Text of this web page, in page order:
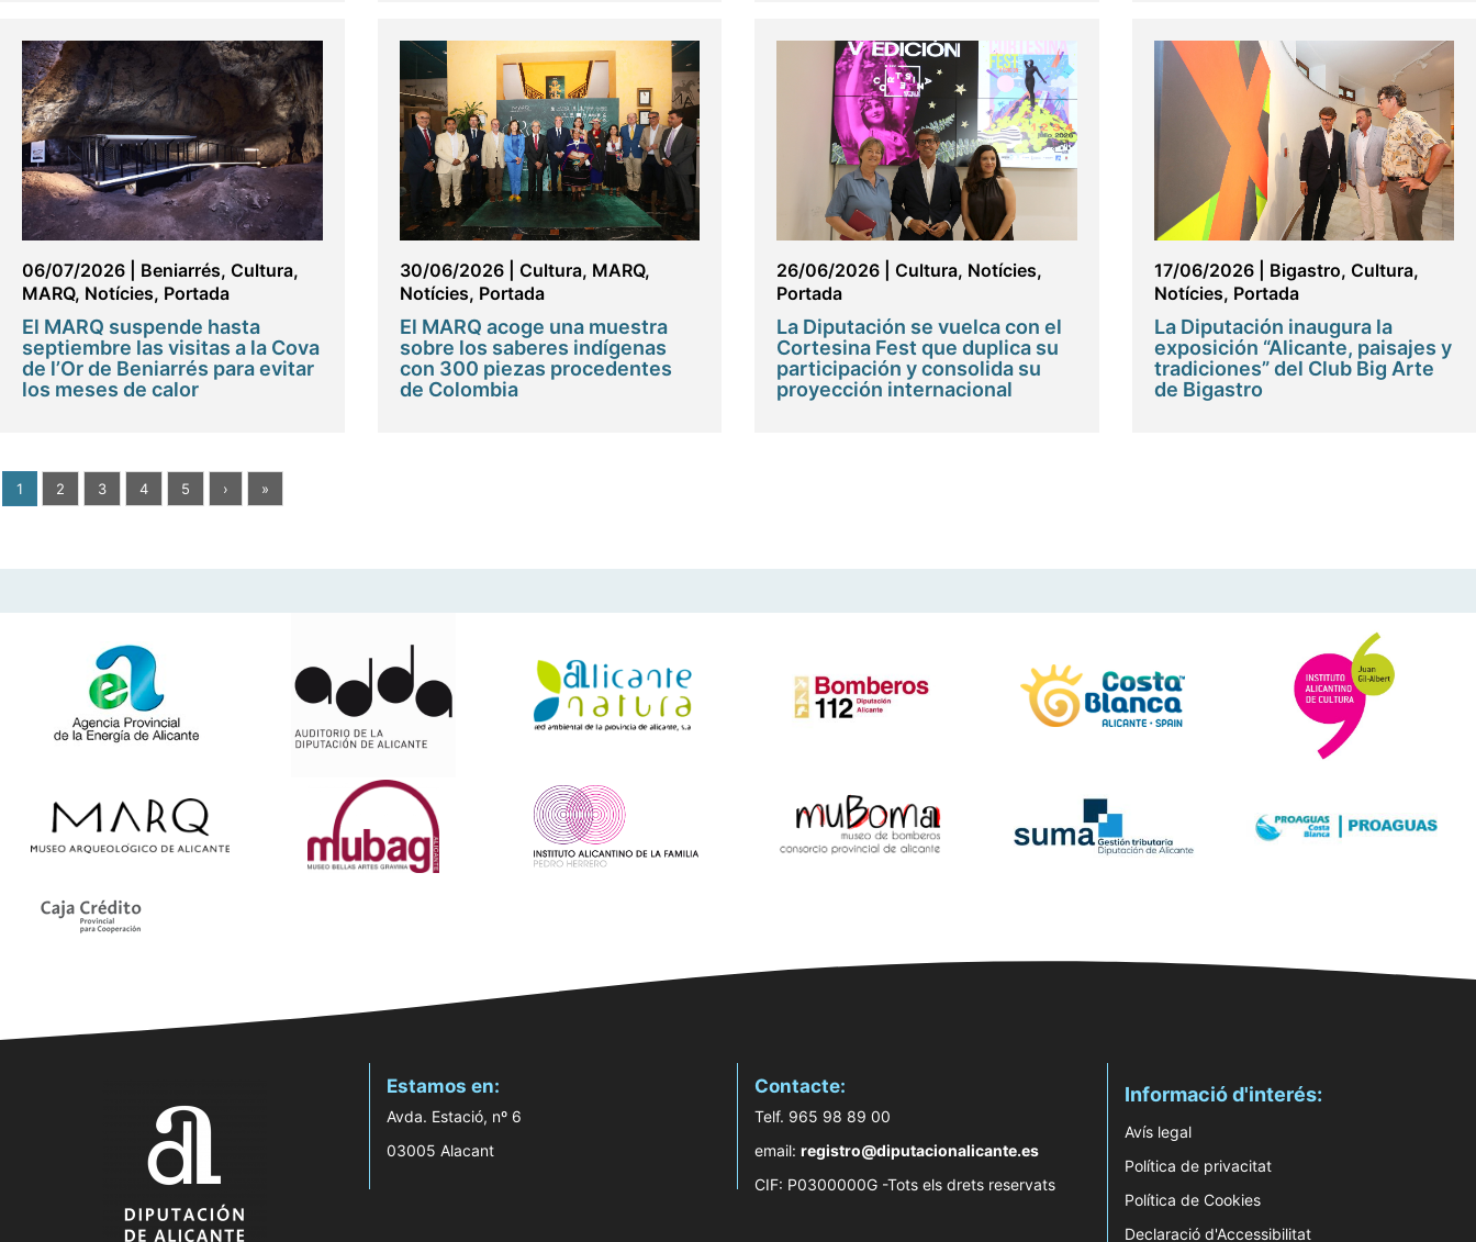
06/07/2026 Beniarrés, Cultura,
MARQ, Notícies, Portada
El MARQ suspende hasta
septiembre las visitas a la Cova
de l’Or de Beniarrés para evitar
los meses de calor
30/06/2026| Cultura, MARQ,
Notícies, Portada
El MARQ acoge una muestra
sobre los saberes indígenas
con 300 piezas procedentes
de Colombia
26/06/2026 Cultura, Notícies,
Portada
La Diputación se vuelca con el
Cortesina Fest que duplica su
participación y consolida su
proyección internacional
17/06/2026| Bigastro, Cultura,
Notícies, Portada
La Diputación inaugura la
exposición “Alicante, paisajes y
tradiciones” del Club Big Arte
de Bigastro
1 2 3 4 5 › »
Estamos en:
Avda. Estació, nº 6
03005 Alacant
Contacte:
Telf. 965 98 89 00
email: registro@diputacionalicante.es
CIF: P0300000G -Tots els drets reservats
Informació d'interés:
Avís legal
Política de privacitat
Política de Cookies
Declaració d'Accessibilitat